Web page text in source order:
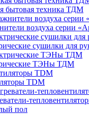
бытовая техника ТДМ
воздуха серии
сушилки для
ТЭНы ТДМ
TDM